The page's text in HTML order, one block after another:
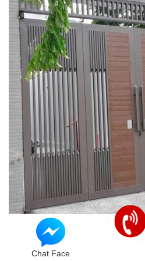
Cửa cổng sắt 4 cánh CL0030
Chat Face